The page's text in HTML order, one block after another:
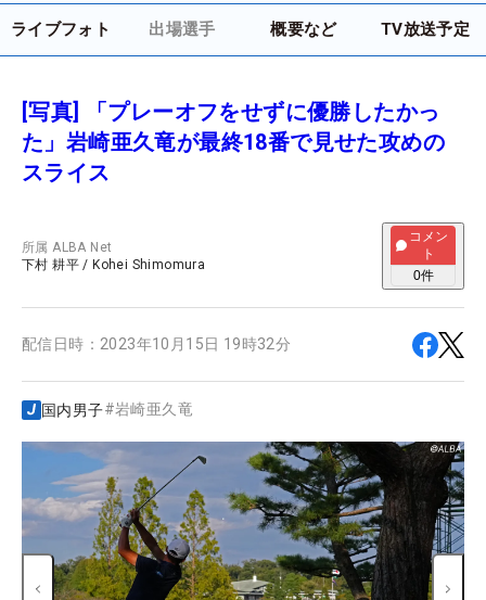
ライブフォト 出場選手 概要など TV放送予定
[写真] 「プレーオフをせずに優勝したかっ
た」岩崎亜久竜が最終18番で見せた攻めの
スライス
所属ALBA Net
下村 耕平 / Kohei Shimomura
コメン
ト
0件
配信日時： 2023年10月15日 19時32分
国内男子#岩崎亜久竜